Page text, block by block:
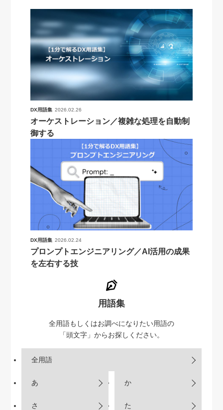
DX用語集 2026.02.26
オーケストレーション／複雑な処理を自動制
御する
DX用語集 2026.02.24
プロンプトエンジニアリング／AI活用の成果
を左右する技
用語集
全用語もしくはお調べになりたい用語の
「頭文字」からお探しください。
全用語
あ か
さ た